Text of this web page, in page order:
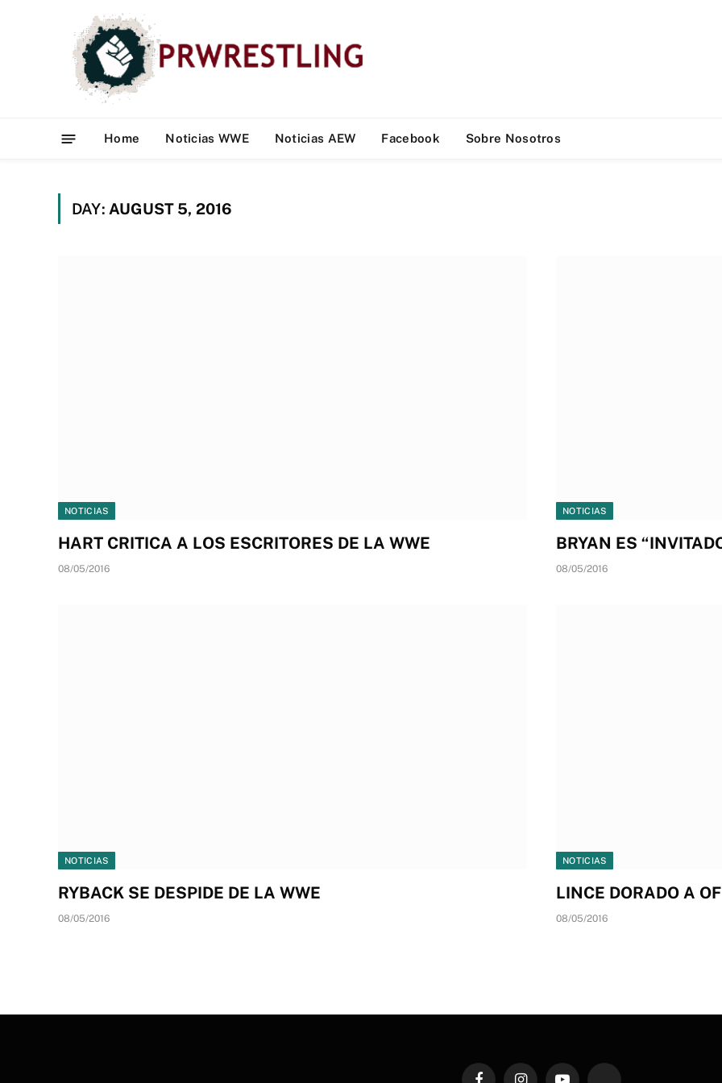
Home Noticias WWE Noticias AEW Facebook Sobre Nosotros
DAY: AUGUST 5, 2016
NOTICIAS
HART CRITICA A LOS ESCRITORES DE LA WWE
08/05/2016
NOTICIAS
BRYAN ES
08/05/2016
NOTICIAS
RYBACK SE DESPIDE DE LA WWE
08/05/2016
NOTICIAS
LINCE DORADO A
08/05/2016